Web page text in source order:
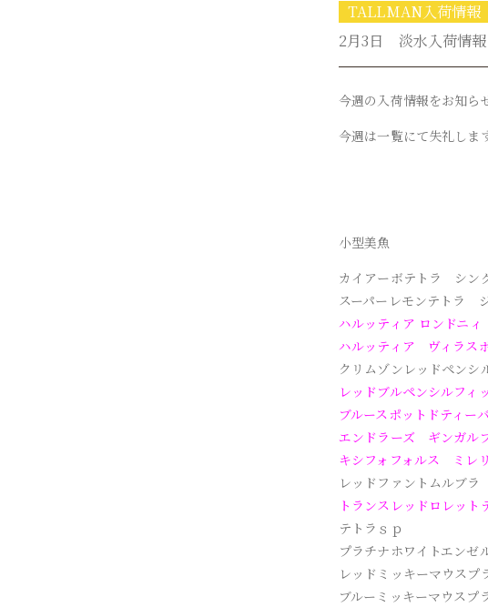
TALLMAN入荷情報
2月3日 淡水入荷情報
今週の入荷情報をお知ら
今週は一覧にて失礼しま
小型美魚
カイアーボテトラ シン
スーパーレモンテトラ
ハルッティア ロンドニィ
ハルッティア ヴィラス
クリムゾンレッドペン
レッドブルペンシルフィ
ブルースポットドティ
エンドラーズ ギンガル
キシフォフォルス ミレリ
レッドファントムルブ
トランスレッドロレット
テトラｓｐ
プラチナホワイトエンゼ
レッドミッキーマウスプ
ブルーミッキーマウスプ